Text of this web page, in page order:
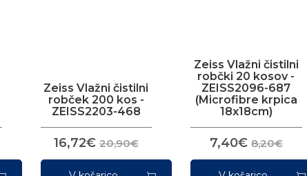
Zeiss Vlažni čistilni
robček 200 kos -
ZEISS2203-468
16,72€ 20,90€
Zeiss Vlažni čistilni
robčki 20 kosov -
ZEISS2096-687
(Microfibre krpica
18x18cm)
7,40€ 8,20€